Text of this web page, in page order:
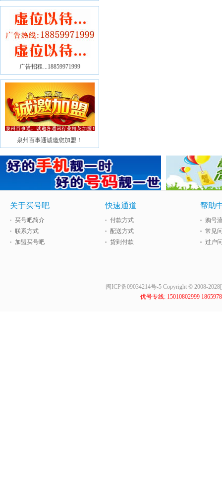
广告招租...18859971999
泉州百事通诚邀您加盟！
关于买号吧
买号吧简介
联系方式
加盟买号吧
快速通道
付款方式
配送方式
货到付款
帮助
购号
常见
过户
闽ICP备09034214号-5 Copyright © 2008-
优号专线: 15010802999